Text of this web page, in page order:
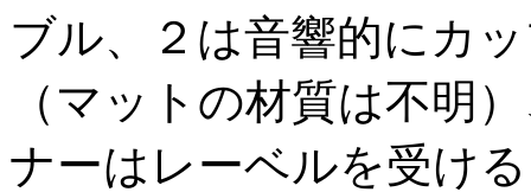
ブル、２は音響的にカ
（マットの材質は不明
ナーはレーベルを受け